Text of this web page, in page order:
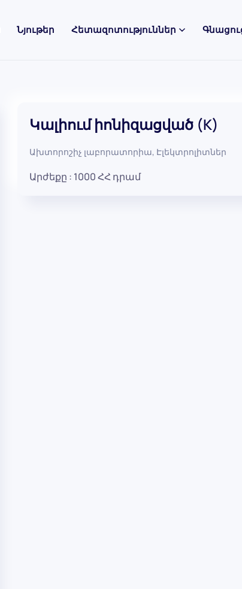
Նյութեր Հետազոտություններ
Կալիում իոնիզացված (K)
Ախտորոշիչ լաբորատորիա, Էլեկտրոլիտներ
Արժեքը : 1000ՀՀ դրամ